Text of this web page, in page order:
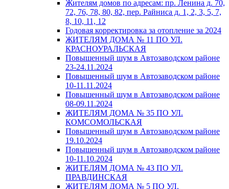
Жителям домов по адресам: пр. Ленина д. 70,
72, 76, 78, 80, 82, пер. Райниса д. 1, 2, 3, 5, 7,
8, 10, 11, 12
Годовая корректировка за отопление за 2024
ЖИТЕЛЯМ ДОМА № 11 ПО УЛ.
КРАСНОУРАЛЬСКАЯ
Повышенный шум в Автозаводском районе
23-24.11.2024
Повышенный шум в Автозаводском районе
10-11.11.2024
Повышенный шум в Автозаводском районе
08-09.11.2024
ЖИТЕЛЯМ ДОМА № 35 ПО УЛ.
КОМСОМОЛЬСКАЯ
Повышенный шум в Автозаводском районе
19.10.2024
Повышенный шум в Автозаводском районе
10-11.10.2024
ЖИТЕЛЯМ ДОМА № 43 ПО УЛ.
ПРАВДИНСКАЯ
ЖИТЕЛЯМ ДОМА № 5 ПО УЛ.